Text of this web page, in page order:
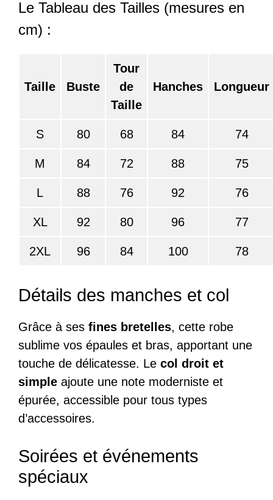
Le Tableau des Tailles (mesures en
cm) :
Taille Buste
Tour
de
Taille
Hanches Longueur
S 80 68 84 74
M 84 72 88 75
L 88 76 92 76
XL 92 80 96 77
2XL 96 84 100 78
Détails des manches et col
Grâce à ses fines bretelles, cette robe
sublime vos épaules et bras, apportant une
touche de délicatesse. Le col droit et
simple ajoute une note moderniste et
épurée, accessible pour tous types
d’accessoires.
Soirées et événements
spéciaux